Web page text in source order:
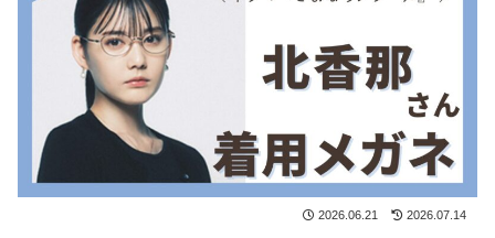
2026.06.21 2026.07.14